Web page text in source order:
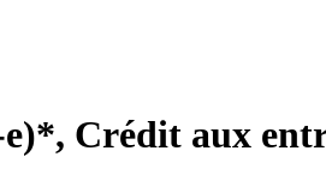
Crédit aux